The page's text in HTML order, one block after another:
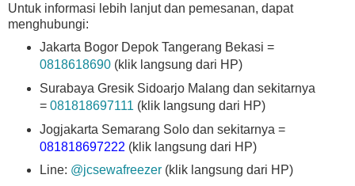
Untuk informasi lebih lanjut dan pemesanan, dapat
menghubungi:
Jakarta Bogor Depok Tangerang Bekasi =
0818618690(klik langsung dari HP)
Surabaya Gresik Sidoarjo Malang dan sekitarnya
= 081818697111 (klik langsung dari HP)
Jogjakarta Semarang Solo dan sekitarnya =
081818697222 (klik langsung dari HP)
Line: @jcsewafreezer(klik langsung dari HP)